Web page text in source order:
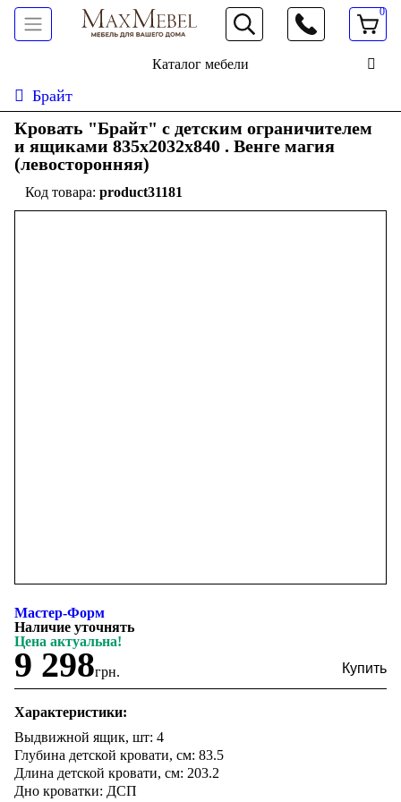
066 472 19 61
0
Каталог мебели
Брайт
Кровать "Брайт" с детским ограничителем
и ящиками 835x2032x840 . Венге магия
(левосторонняя)
product31181
Мастер-Форм
Наличие уточнять
Цена актуальна!
9 298грн.
Характеристики:
Выдвижной ящик, шт: 4
Глубина детской кровати, см: 83.5
Длина детской кровати, см: 203.2
Дно кроватки: ДСП